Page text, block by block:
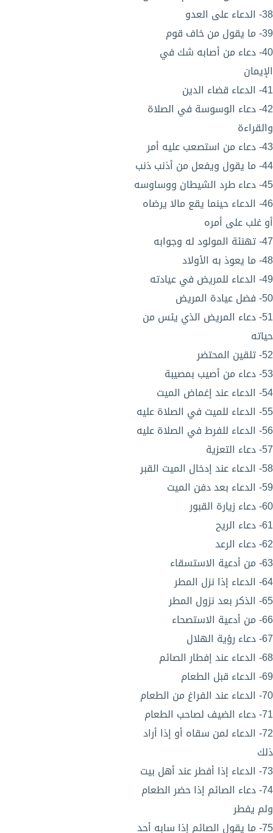
38- الدعاء على العدو
39- ما يقول من خاف قوم
40- دعاء من أصابه شك في
الإيمان
41- الدعاء قضاء الدين
42- دعاء الوسوسة في الصلاة
والقراءة
43- دعاء من استصعب عليه أمر
44- ما يقول ويفعل من أذنب ذنب
45- دعاء طرد الشيطان ووساوسه
46- الدعاء حينما يقع مالا يرضاه
أو غلب على أمره
47- تهنئة المولود له وجوابه
48- ما يعوذ به الأولاد
49- الدعاء للمريض في عيادته
50- فضل عيادة المريض
51- دعاء المريض الذي يئس من
حياته
52- تلقين المحتضر
53- دعاء من أصيب بمصيبة
54- الدعاء عند إغماض الميت
55- الدعاء للميت في الصلاة عليه
56- الدعاء للفرط في الصلاة عليه
57- دعاء التعزية
58- الدعاء عند إدخال الميت القبر
59- الدعاء بعد دفن الميت
60- دعاء زيارة القبور
61- دعاء الريح
62- دعاء الرعد
63- من أدعية الاستسقاء
64- الدعاء إذا نزل المطر
65- الذكر بعد نزول المطر
66- من أدعية الاستصحاء
67- دعاء رؤية الهلال
68- الدعاء عند إفطار الصائم
69- الدعاء قبل الطعام
70- الدعاء عند الفراغ من الطعام
71- دعاء الضيف لصاحب الطعام
72- الدعاء لمن سقاه أو إذا أراد
ذلك
73- الدعاء إذا أفطر عند أهل بيت
74- دعاء الصائم إذا حضر الطعام
ولم يفطر
75- ما يقول الصائم إذا سابه أحد